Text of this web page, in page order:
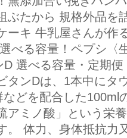
ぶたから 規格外品を
ーキ 牛乳屋さんが作
べる容量！ペプシ〈
D 選べる容量・定期
タンDは、1本中にタ
などを配合した
アミノ酸」という栄
。 体力、身体抵抗力